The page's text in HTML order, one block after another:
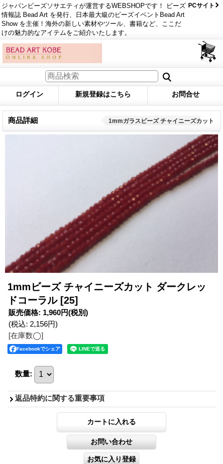
ジャパンビーズソサエティが運営するWEBSHOPです！ ビーズ
情報誌 Bead Art を発行、日本最大級のビーズイベントBead Art
Show を主催！海外の新しい素材やツール、書籍など、ここだ
けの魅力的なアイテムをご紹介いたします。
PCサイト
ログイン 新規登録はこちら お問合せ
商品詳細 1mmガラスビーズ チャイニーズカット
1mmビーズ チャイニーズカット ダークレッ
ドコーラル [25]
販売価格: 1,960円(税別)
(税込: 2,156円)
[在庫数◯]
Facebookでシェア
数量:
返品特約に関する重要事項